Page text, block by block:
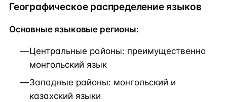
Географическое распределение языков
Основные языковые регионы:
Центральные районы: преимущественно
монгольский язык
Западные районы: монгольский и
казахский языки